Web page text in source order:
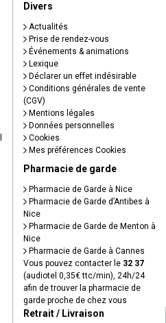
Divers
Actualités
Prise de rendez-vous
Événements & animations
Lexique
Déclarer un effet indésirable
Conditions générales de vente
(CGV)
Mentions légales
Données personnelles
Cookies
Mes préférences Cookies
Pharmacie de garde
Pharmacie de Garde à Nice
Pharmacie de Garde d’Antibes à
Nice
Pharmacie de Garde de Menton à
Nice
Pharmacie de Garde à Cannes
Vous pouvez contacter le 32 37
(audiotel 0,35€ ttc/min), 24h/24
afin de trouver la pharmacie de
garde proche de chez vous
Retrait / Livraison